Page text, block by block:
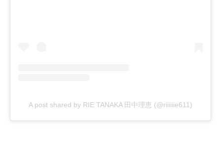
A post shared by RIE TANAKA 田中理恵 (@riiiiiie611)